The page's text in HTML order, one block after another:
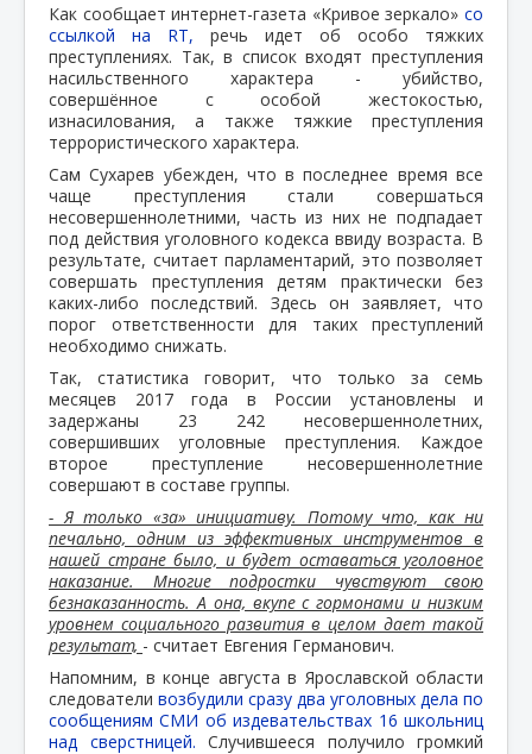
Как сообщает интернет-газета «Кривое зеркало» со
ссылкой на RT, речь идет об особо тяжких
преступлениях. Так, в список входят преступления
насильственного характера - убийство,
совершённое с особой жестокостью,
изнасилования, а также тяжкие преступления
террористического характера.
Сам Сухарев убежден, что в последнее время все
чаще преступления стали совершаться
несовершеннолетними, часть из них не подпадает
под действия уголовного кодекса ввиду возраста. В
результате, считает парламентарий, это позволяет
совершать преступления детям практически без
каких-либо последствий. Здесь он заявляет, что
порог ответственности для таких преступлений
необходимо снижать.
Так, статистика говорит, что только за семь
месяцев 2017 года в России установлены и
задержаны 23 242 несовершеннолетних,
совершивших уголовные преступления. Каждое
второе преступление несовершеннолетние
совершают в составе группы.
- Я только «за» инициативу. Потому что, как ни
печально, одним из эффективных инструментов в
нашей стране было, и будет оставаться уголовное
наказание. Многие подростки чувствуют свою
безнаказанность. А она, вкупе с гормонами и низким
уровнем социального развития в целом дает такой
результат, - считает Евгения Германович.
Напомним, в конце августа в Ярославской области
следователи возбудили сразу два уголовных дела по
сообщениям СМИ об издевательствах 16 школьниц
над сверстницей. Случившееся получило громкий